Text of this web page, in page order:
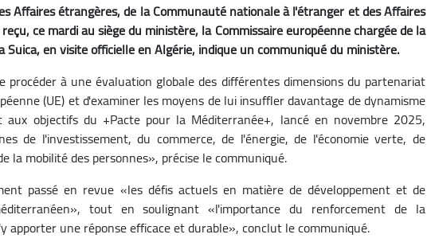
Affaires étrangères, de la Communauté nationale à l'étranger et des Affaires
ce mardi au siège du ministère, la Commissaire européenne chargée de la
en visite officielle en Algérie, indique un communiqué du ministère.
procéder à une évaluation globale des différentes dimensions du partenariat
(UE) et d'examiner les moyens de lui insuffler davantage de dynamisme
aux objectifs du +Pacte pour la Méditerranée+, lancé en novembre 2025,
de l'investissement, du commerce, de l'énergie, de l'économie verte, de
la mobilité des personnes», précise le communiqué.
passé en revue «les défis actuels en matière de développement et de
tout en soulignant «l'importance du renforcement de la
apporter une réponse efficace et durable», conclut le communiqué.